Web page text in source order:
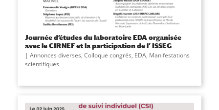
Journée d’études du laboratoire EDA organisée
avec le CIRNEF et la participation de l’ ISSEG
Annonces diverses, Colloque congrés, EDA, Manifestations
scientifiques